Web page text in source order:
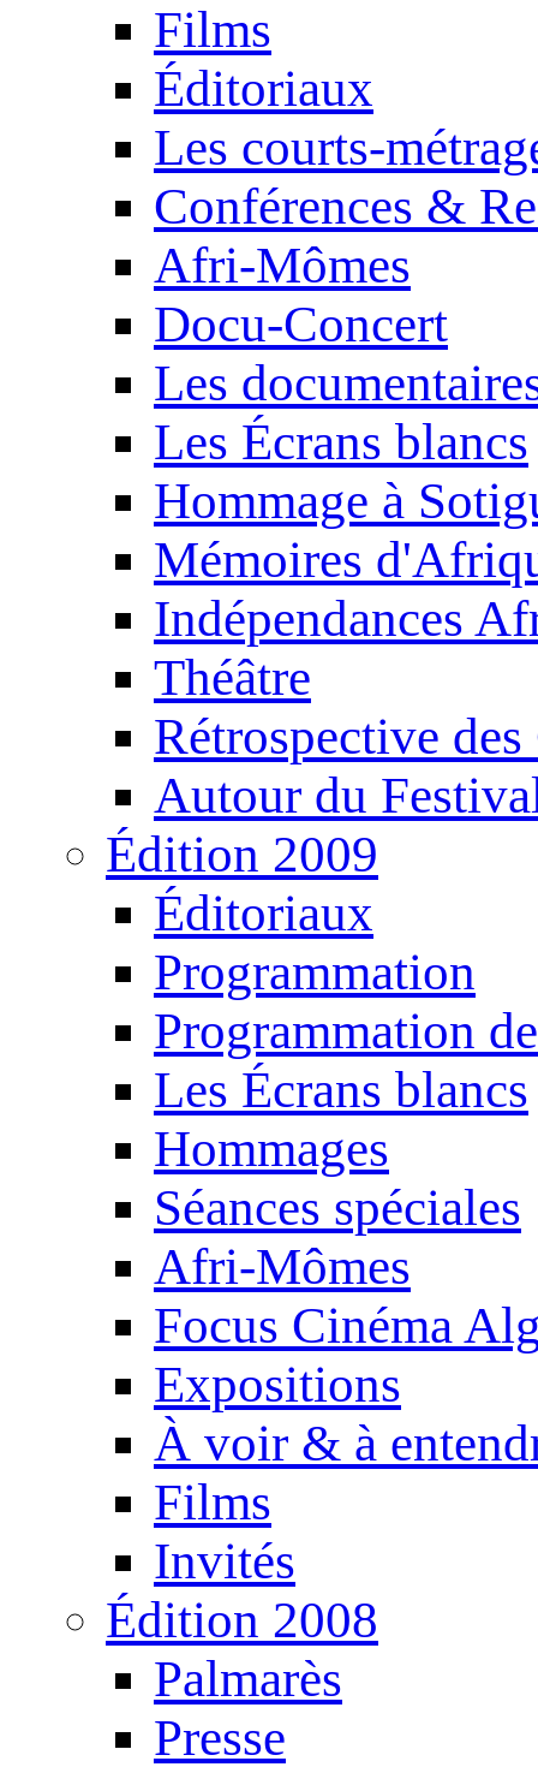
Films
Éditoriaux
Les courts-
Conférences &
Afri-Mômes
Docu-Concert
Les
Les Écrans blancs
Hommage à
Mémoires
Indépendances
Théâtre
Rétrospective
Autour du
Édition 2009
Éditoriaux
Programmation
Programmation
Les Écrans blancs
Hommages
Séances spéciales
Afri-Mômes
Focus Cinéma
Expositions
À voir & à
Films
Invités
Édition 2008
Palmarès
Presse